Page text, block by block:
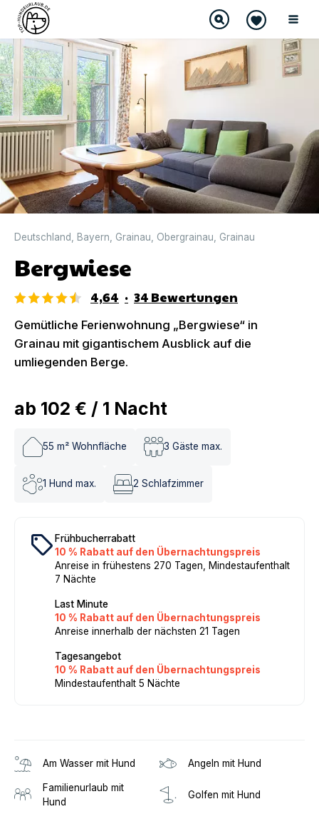
DIREKT BUCHBAR
Deutschland Bayern Grainau Obergrainau Grainau
Bergwiese
4,64 · 34 Bewertungen
Gemütliche Ferienwohnung „Bergwiese“ in
Grainau mit gigantischem Ausblick auf die
umliegenden Berge.
ab 102 € / 1 Nacht
55 m² Wohnfläche 3 Gäste max.
1 Hund max. 2 Schlafzimmer
local_offer Frühbucherrabatt
10 % Rabatt auf den Übernachtungspreis
Anreise in frühestens 270 Tagen, Mindestaufenthalt
7 Nächte
Last Minute
10 % Rabatt auf den Übernachtungspreis
Anreise innerhalb der nächsten 21 Tagen
Tagesangebot
10 % Rabatt auf den Übernachtungspreis
Mindestaufenthalt 5 Nächte
Am Wasser mit Hund Angeln mit Hund
Familienurlaub mit
Hund
Golfen mit Hund